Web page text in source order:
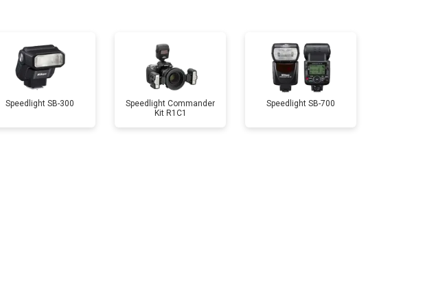
Speedlight SB-300
Speedlight Commander
Kit R1C1
Speedlight SB-700